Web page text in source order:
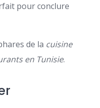
pour conclure
de la cuisine
en Tunisie.